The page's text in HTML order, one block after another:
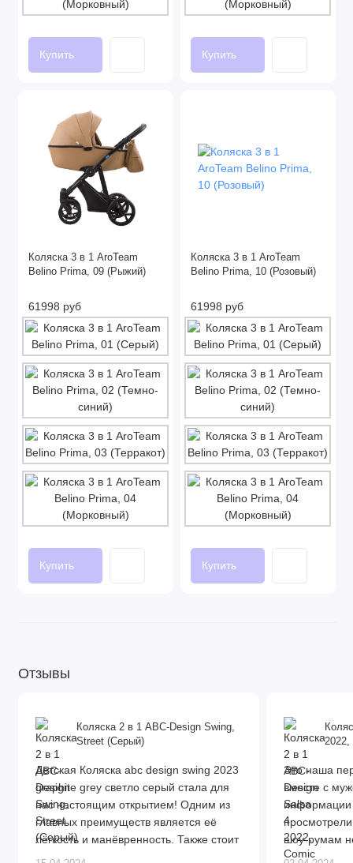
Купить Купить
Коляска 3 в 1 AroTeam
Belino Prima, 09 (Рыжий)
61998 руб
Купить
Коляска 3 в 1 AroTeam
Belino Prima, 10 (Розовый)
61998 руб
Купить
Отзывы
Коляска 2 в 1 ABC-Design Swing,
Street (Серый)
Детская Коляска abc design swing 2023
graphite grey светло серый стала для
нас настоящим открытием! Одним из
главных преимуществ является её
лёгкость и манёвренность. Также стоит
отметить хорошие амортизаторы,
2022,
Это наша
вместе с
информации
шоу-румам
выбрали